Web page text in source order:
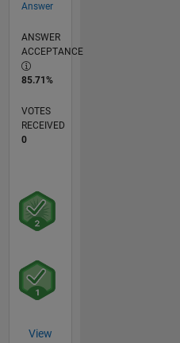
Answer
ANSWER
ACCEPTANCE
85.71%
VOTES
RECEIVED
0
View